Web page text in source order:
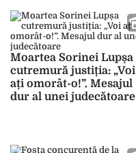
față cu soțul ei
Moartea Sorinei Lupșa
cutremură justiția: „Voi
ați omorât-o!”. Mesajul
dur al unei judecătoare